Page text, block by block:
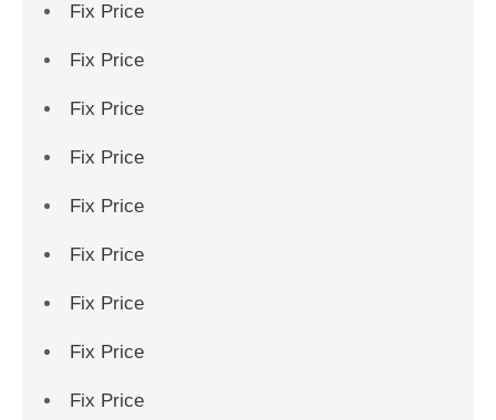
Fix Price
Fix Price
Fix Price
Fix Price
Fix Price
Fix Price
Fix Price
Fix Price
Fix Price